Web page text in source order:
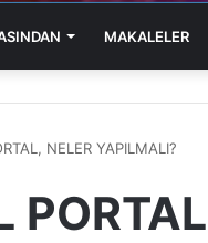
MAKALELER
NELER YAPILMALI?